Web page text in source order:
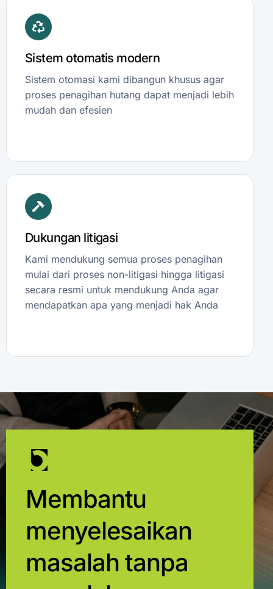
Sistem otomatis modern
Sistem otomasi kami dibangun khusus agar
proses penagihan hutang dapat menjadi lebih
mudah dan efesien
Dukungan litigasi
Kami mendukung semua proses penagihan
mulai dari proses non-litigasi hingga litigasi
secara resmi untuk mendukung Anda agar
mendapatkan apa yang menjadi hak Anda
Membantu
menyelesaikan
masalah tanpa